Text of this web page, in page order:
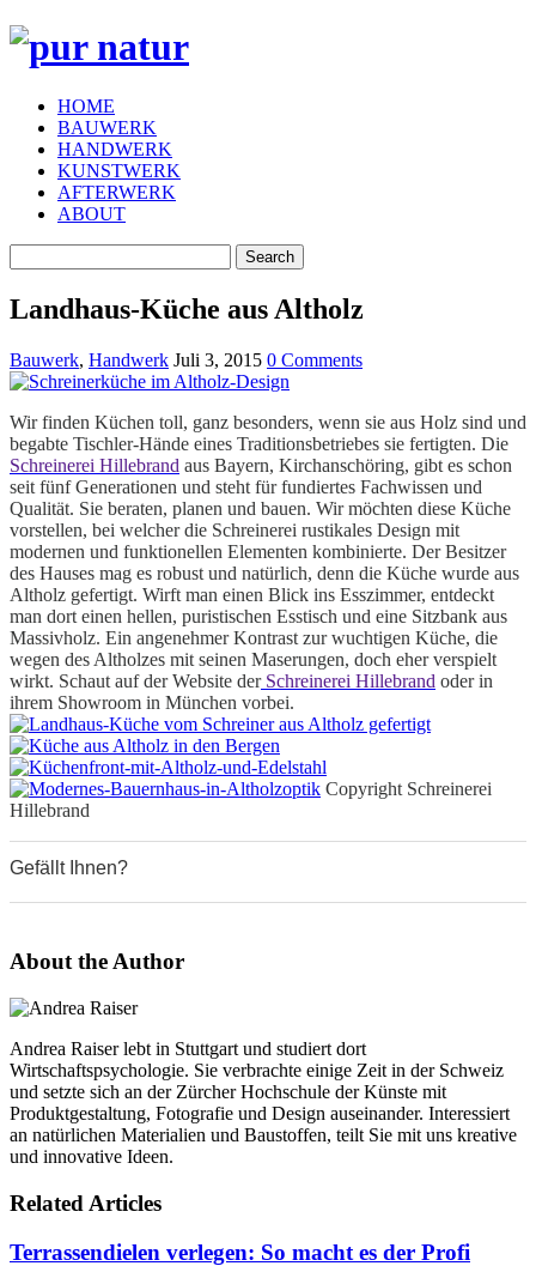
HOME
BAUWERK
HANDWERK
KUNSTWERK
AFTERWERK
ABOUT
Landhaus-Küche aus Altholz
Bauwerk, Handwerk Juli 3, 2015 0 Comments
Wir finden Küchen toll, ganz besonders, wenn sie aus Holz sind und
begabte Tischler-Hände eines Traditionsbetriebes sie fertigten. Die
Schreinerei Hillebrand aus Bayern, Kirchanschöring, gibt es schon
seit fünf Generationen und steht für fundiertes Fachwissen und
Qualität. Sie beraten, planen und bauen. Wir möchten diese Küche
vorstellen, bei welcher die Schreinerei rustikales Design mit
modernen und funktionellen Elementen kombinierte. Der Besitzer
des Hauses mag es robust und natürlich, denn die Küche wurde aus
Altholz gefertigt. Wirft man einen Blick ins Esszimmer, entdeckt
man dort einen hellen, puristischen Esstisch und eine Sitzbank aus
Massivholz. Ein angenehmer Kontrast zur wuchtigen Küche, die
wegen des Altholzes mit seinen Maserungen, doch eher verspielt
wirkt. Schaut auf der Website derSchreinerei Hillebrand oder in
ihrem Showroom in München vorbei.
Copyright Schreinerei
Hillebrand
Gefällt Ihnen?
About the Author
Andrea Raiser lebt in Stuttgart und studiert dort
Wirtschaftspsychologie. Sie verbrachte einige Zeit in der Schweiz
und setzte sich an der Zürcher Hochschule der Künste mit
Produktgestaltung, Fotografie und Design auseinander. Interessiert
an natürlichen Materialien und Baustoffen, teilt Sie mit uns kreative
und innovative Ideen.
Related Articles
Terrassendielen verlegen: So macht es der Profi